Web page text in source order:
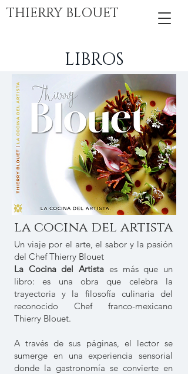
THIERRY BLOUET
LIBROS
Un viaje por el arte, el sabor y la pasión
del Chef Thierry Blouet
La Cocina del Artista es más que un
libro: es una obra que celebra la
trayectoria y la filosofía culinaria del
reconocido Chef franco-mexicano
Thierry Blouet.
A través de sus páginas, el lector se
sumerge en una experiencia sensorial
donde la gastronomía se convierte en
la cocina del artista